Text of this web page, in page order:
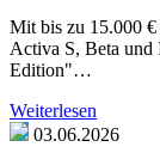
Mit bis zu 15.000
Activa S, Beta
Edition"…
Weiterlesen
03.06.2026